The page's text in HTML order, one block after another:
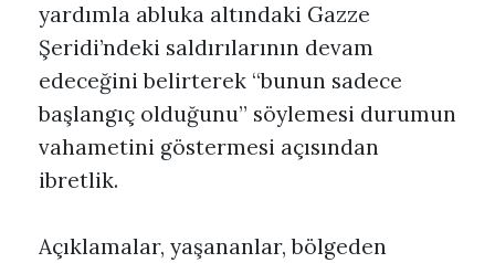
yardımla abluka altındaki Gazze
Şeridi’ndeki saldırılarının devam
edeceğini belirterek “bunun sadece
başlangıç olduğunu” söylemesi durumun
vahametini göstermesi açısından
ibretlik.
Açıklamalar, yaşananlar, bölgeden